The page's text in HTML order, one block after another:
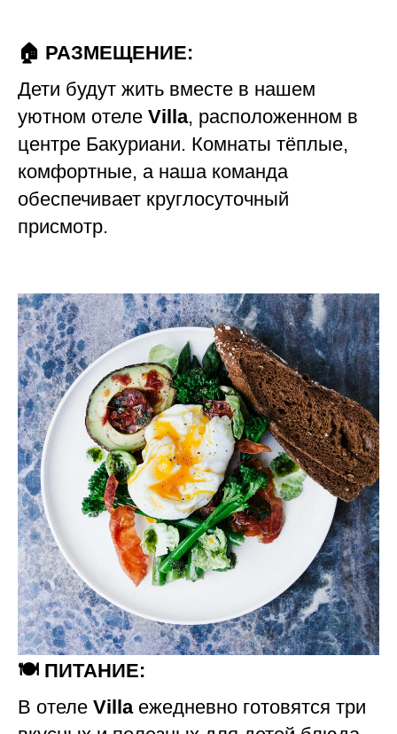
🏠 РАЗМЕЩЕНИЕ:
Дети будут жить вместе в нашем
уютном отеле Villa, расположенном в
центре Бакуриани. Комнаты тёплые,
комфортные, а наша команда
обеспечивает круглосуточный
присмотр.
🍽️ ПИТАНИЕ:
В отеле Villaежедневно готовятся три